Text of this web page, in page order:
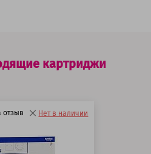
картриджи
отзыв Нет в наличии